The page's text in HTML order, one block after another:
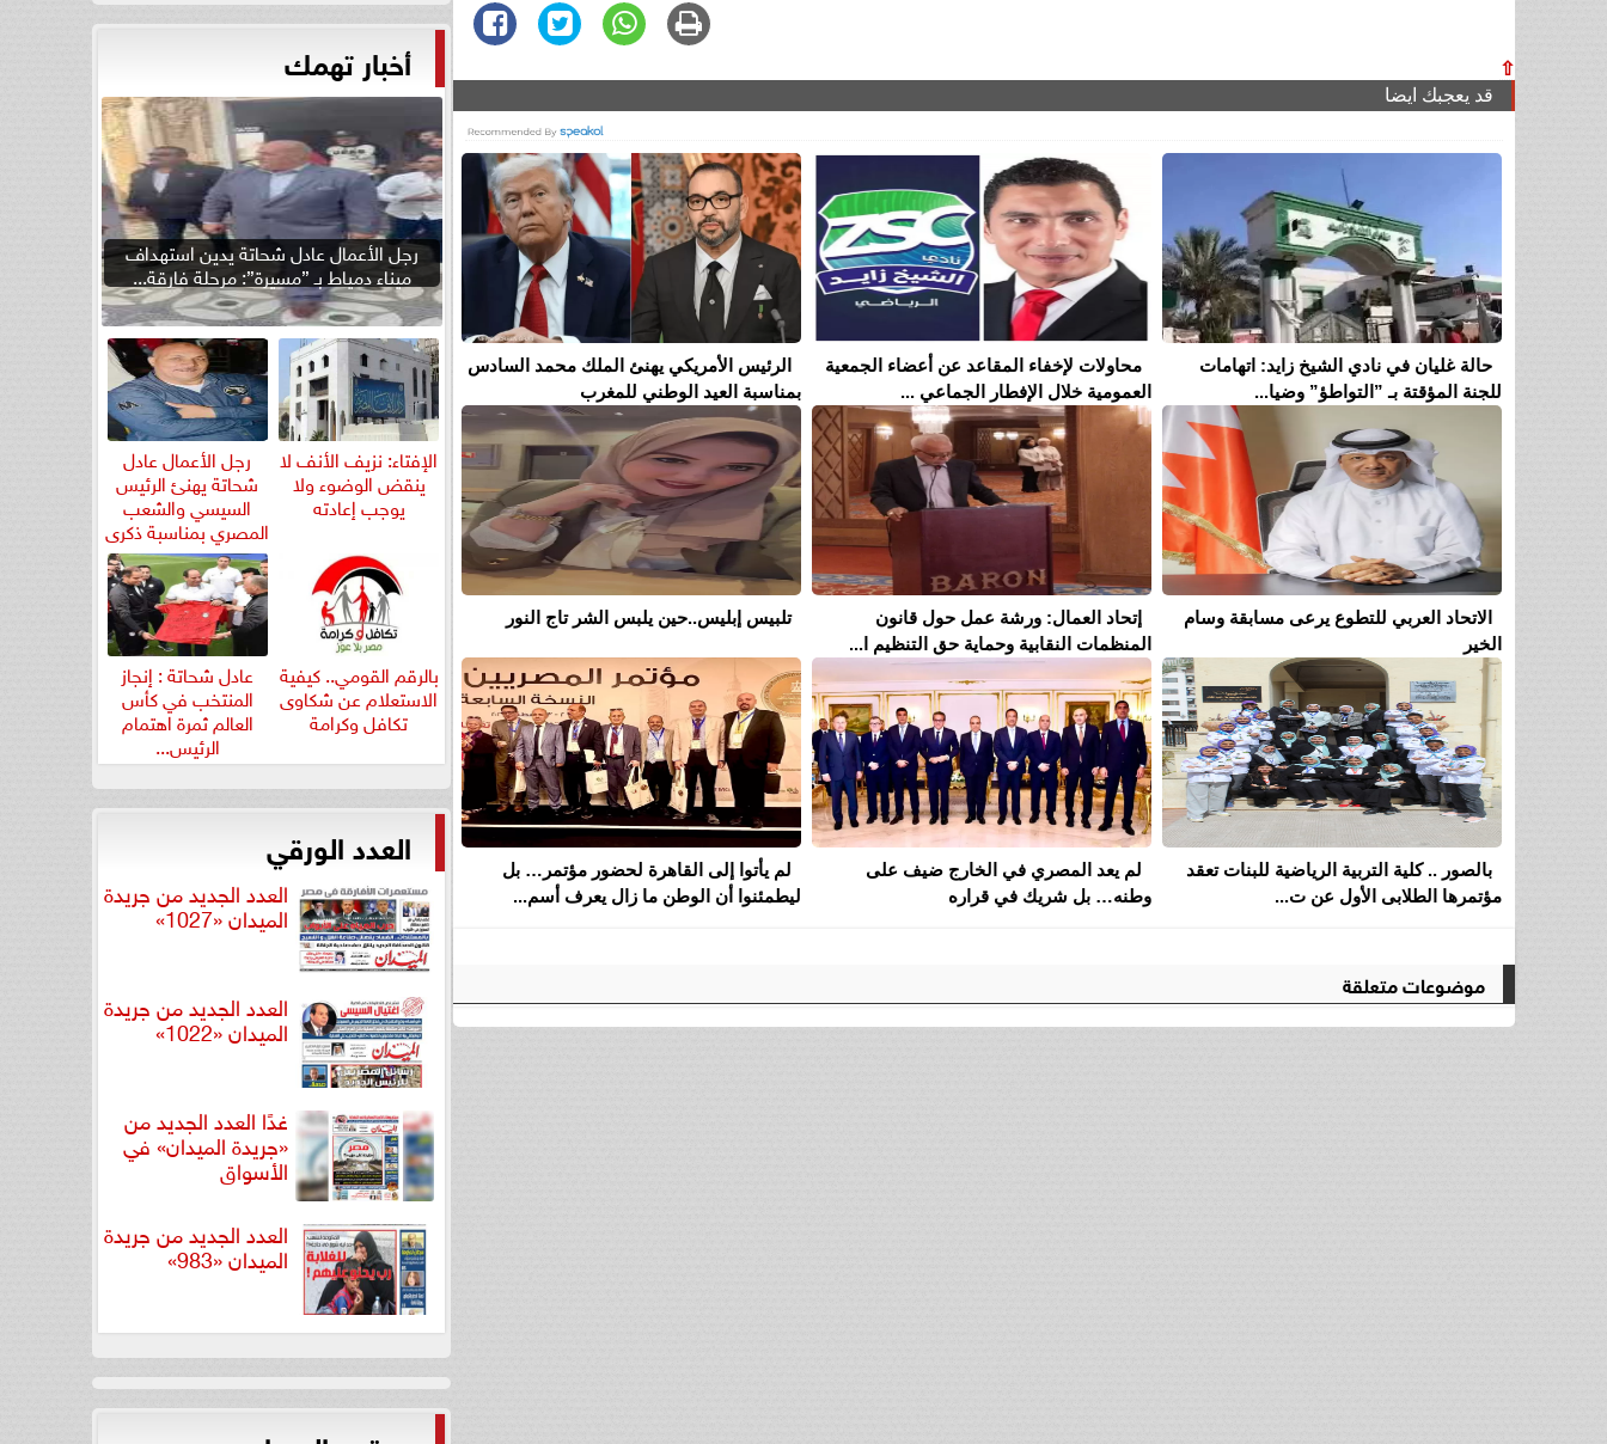
⇧
قد يعجبك ايضا
حالة غليان في نادي الشيخ زايد: اتهامات
للجنة المؤقتة بـ ”التواطؤ” وضيا...
محاولات لإخفاء المقاعد عن أعضاء الجمعية
العمومية خلال الإفطار الجماعي ...
الرئيس الأمريكي يهنئ الملك محمد السادس
بمناسبة العيد الوطني للمغرب
الاتحاد العربي للتطوع يرعى مسابقة وسام
الخير
إتحاد العمال: ورشة عمل حول قانون
المنظمات النقابية وحماية حق التنظيم ا...
تلبيس إبليس..حين يلبس الشر تاج النور
بالصور .. كلية التربية الرياضية للبنات تعقد
مؤتمرها الطلابى الأول عن ت...
لم يعد المصري في الخارج ضيف على
وطنه… بل شريك في قراره
لم يأتوا إلى القاهرة لحضور مؤتمر… بل
ليطمئنوا أن الوطن ما زال يعرف أسم...
موضوعات متعلقة
أخبار تهمك
رجل الأعمال عادل شحاتة يدين استهداف
ميناء دمياط بـ ”مسيرة”: مرحلة فارقة...
الإفتاء: نزيف الأنف لا
ينقض الوضوء ولا
يوجب إعادته
رجل الأعمال عادل
شحاتة يهنئ الرئيس
السيسي والشعب
المصري بمناسبة ذكرى
ثورة...
بالرقم القومي.. كيفية
الاستعلام عن شكاوى
تكافل وكرامة
عادل شحاتة : إنجاز
المنتخب في كأس
العالم ثمرة اهتمام
الرئيس...
العدد الورقي
العدد الجديد من جريدة
الميدان «1027»
العدد الجديد من جريدة
الميدان «1022»
غدًا العدد الجديد من
«جريدة الميدان» في
الأسواق
العدد الجديد من جريدة
الميدان «983»